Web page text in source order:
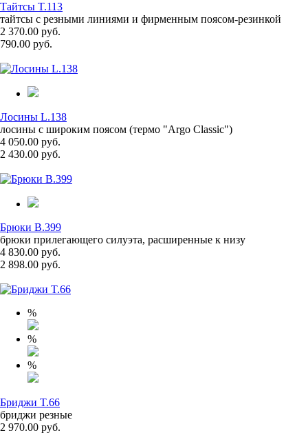
Тайтсы T.113
тайтсы с резными линиями и фирменным поясом-резинкой
2 370.00 руб.
790.00 руб.
Лосины L.138
лосины с широким поясом (термо "Argo Classic")
4 050.00 руб.
2 430.00 руб.
Брюки B.399
брюки прилегающего силуэта, расширенные к низу
4 830.00 руб.
2 898.00 руб.
%
%
%
Бриджи T.66
бриджи резные
2 970.00 руб.